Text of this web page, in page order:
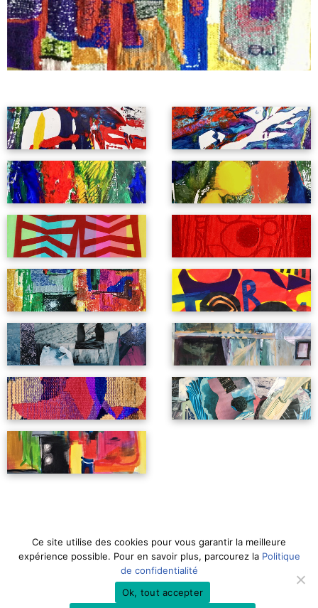
Mentions Légales
Instagram & Facebook
Politique de confidentialité
Ce site utilise des cookies pour vous garantir la meilleure
expérience possible. Pour en savoir plus, parcourez la Politique
de confidentialité
Ok, tout accepter